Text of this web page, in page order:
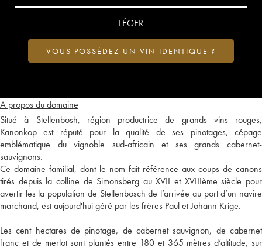
A propos du domaine
Situé à Stellenbosh, région productrice de grands vins rouges,
Kanonkop est réputé pour la qualité de ses pinotages, cépage
emblématique du vignoble sud-africain et ses grands cabernet-
sauvignons.
Ce domaine familial, dont le nom fait référence aux coups de canons
tirés depuis la colline de Simonsberg au XVII et XVIIIème siècle pour
avertir les la population de Stellenbosch de l’arrivée au port d’un navire
marchand, est aujourd'hui géré par les frères Paul et Johann Krige.
Les cent hectares de pinotage, de cabernet sauvignon, de cabernet
franc et de merlot sont plantés entre 180 et 365 mètres d’altitude, sur
LÉGER
VOUS POSSÉDEZ UN VIN IDENTIQUE ?